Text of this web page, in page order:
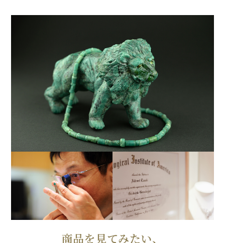
商品を見てみたい、